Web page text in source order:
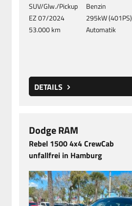
SUV/Glw./Pickup
EZ 07/2024
53.000 km
Benzin
295kW (401PS)
Automatik
DETAILS
Dodge RAM
Rebel 1500 4x4 CrewCab
unfallfrei in Hamburg